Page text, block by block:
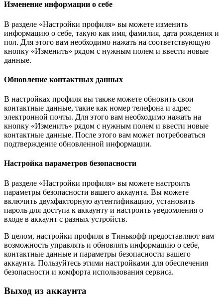
Изменение информации о себе
В разделе «Настройки профиля» вы можете изменить
информацию о себе, такую как имя, фамилия, дата рождения и
пол. Для этого вам необходимо нажать на соответствующую
кнопку «Изменить» рядом с нужным полем и ввести новые
данные.
Обновление контактных данных
В настройках профиля вы также можете обновить свои
контактные данные, такие как номер телефона и адрес
электронной почты. Для этого вам необходимо нажать на
кнопку «Изменить» рядом с нужным полем и ввести новые
контактные данные. После этого вам может потребоваться
подтверждение обновленной информации.
Настройка параметров безопасности
В разделе «Настройки профиля» вы можете настроить
параметры безопасности вашего аккаунта. Вы можете
включить двухфакторную аутентификацию, установить
пароль для доступа к аккаунту и настроить уведомления о
входе в аккаунт с разных устройств.
В целом, настройки профиля в Тинькофф предоставляют вам
возможность управлять и обновлять информацию о себе,
контактные данные и параметры безопасности вашего
аккаунта. Пользуйтесь этими настройками для обеспечения
безопасности и комфорта использования сервиса.
Выход из аккаунта